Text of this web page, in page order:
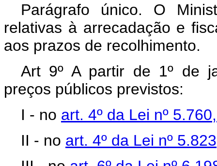
Parágrafo único. O
relativas à arrecadação e
aos prazos de recolhimento.
Art 9º A partir de 1º de
preços públicos previstos:
I - no art. 4º da Lei nº
II - no art. 4º da Lei nº